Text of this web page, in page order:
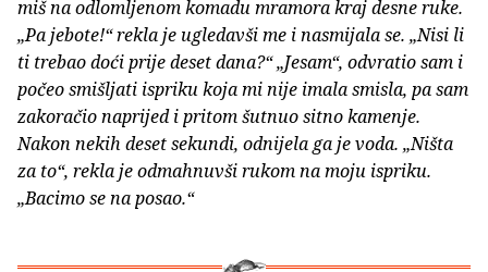
miš na odlomljenom komadu mramora kraj desne ruke.
„Pa jebote!“ rekla je ugledavši me i nasmijala se. „Nisi li
ti trebao doći prije deset dana?“ „Jesam“, odvratio sam i
počeo smišljati ispriku koja mi nije imala smisla, pa sam
zakoračio naprijed i pritom šutnuo sitno kamenje.
Nakon nekih deset sekundi, odnijela ga je voda. „Ništa
za to“, rekla je odmahnuvši rukom na moju ispriku.
„Bacimo se na posao.“